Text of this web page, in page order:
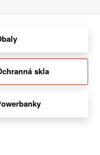
skla